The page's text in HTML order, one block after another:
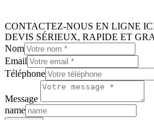
CONTACTEZ-NOUS EN LIGNE
DEVIS SÉRIEUX, RAPIDE ET
Nom
Email
Téléphone
Message
name